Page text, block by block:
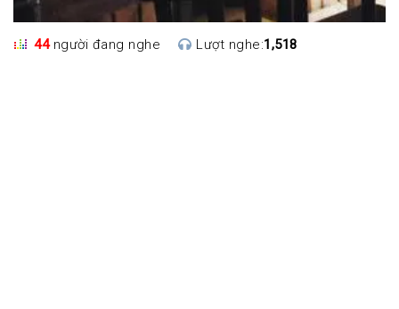
44người đang nghe Lượt nghe:1,518